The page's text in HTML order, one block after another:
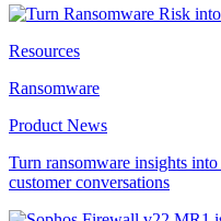
Resources
Ransomware
Product News
Turn ransomware insights
customer conversations